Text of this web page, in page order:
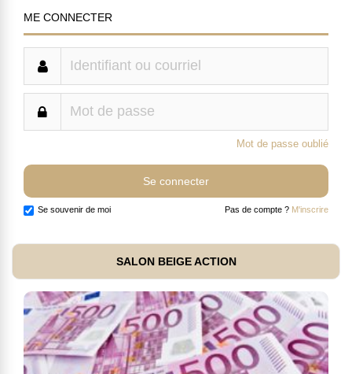
ME CONNECTER
Mot de passe oublié
Se souvenir de moi Pas de compte ? M'inscrire
SALON BEIGE ACTION